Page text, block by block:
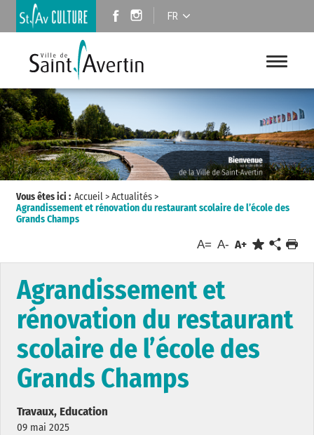
FR
Vous êtes ici : Accueil>Actualités>
Agrandissement et rénovation du restaurant scolaire de l’école des
Grands Champs
A= A- A+
Agrandissement et
rénovation du restaurant
scolaire de l’école des
Grands Champs
Travaux, Education
09 mai 2025